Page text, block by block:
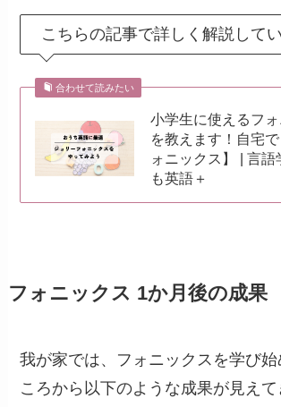
こちらの記事で詳しく解説して
合わせて読みたい
小学生に使えるフ
を教えます！自宅
ォニックス】 | 言
も英語＋
フォニックス 1か月後の成果
我が家では、フォニックスを学び
ころから以下のような成果が見えて